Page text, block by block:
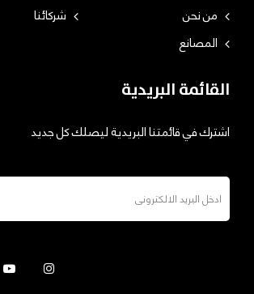
من نحن
شركائنا
المصانع
القائمة البريدية
اشترك في قائمتنا البريدية ليصلك كل جديد